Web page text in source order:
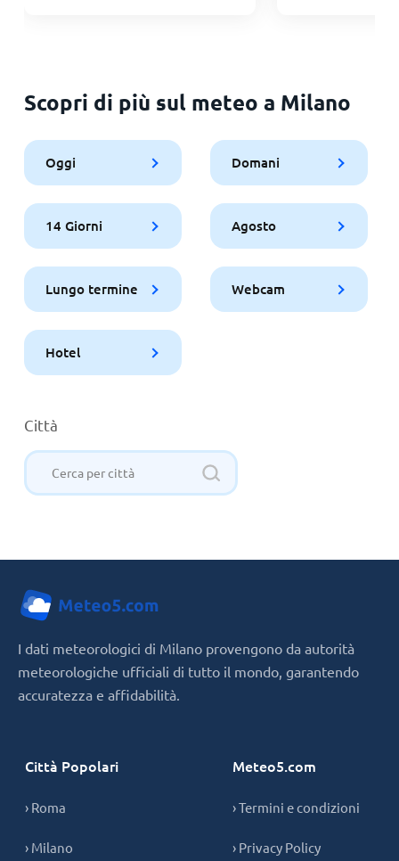
Scopri di più sul meteo a Milano
Oggi Domani
14 Giorni Agosto
Lungo termine Webcam
Hotel
Città
I dati meteorologici di Milano provengono da autorità
meteorologiche ufficiali di tutto il mondo, garantendo
accuratezza e affidabilità.
Città Popolari
› Roma
› Milano
Meteo5.com
› Termini e condizioni
› Privacy Policy